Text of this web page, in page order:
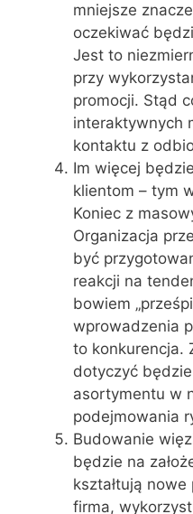
mniejsze
oczekiwać
Jest to
przy
promocji. Stąd
interaktywnych
kontaktu z
Im więcej
klientom – tym
Koniec z
Organizacja
być
reakcji na
bowiem
wprowadzenia
to konkurencja.
dotyczyć
asortymentu w
podejmowania
Budowanie
będzie na
kształtują
firma,